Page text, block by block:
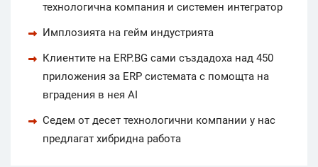
технологична компания и системен интегратор
Имплозията на гейм индустрията
Клиентите на ERP.BG сами създадоха над 450
приложения за ERP системата с помощта на
вградения в нея AI
Седем от десет технологични компании у нас
предлагат хибридна работа